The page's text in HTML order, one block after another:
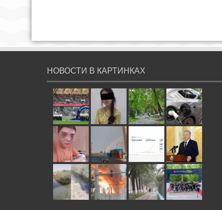
НОВОСТИ В КАРТИНКАХ